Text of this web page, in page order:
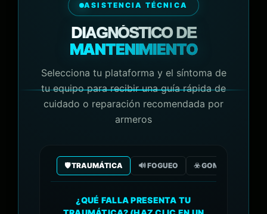
ASISTENCIA TÉCNICA
DIAGNÓSTICO DE
MANTENIMIENTO
Selecciona tu plataforma y el síntoma de
tu equipo para recibir una guía rápida de
cuidado o reparación recomendada por
armeros
🛡️ TRAUMÁTICA 🔊 FOGUEO ☣️ GOMA/GAS CO2
¿QUÉ FALLA PRESENTA TU